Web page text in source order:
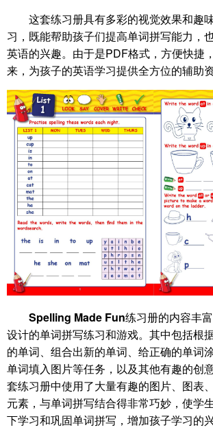
这套练习册具有多彩的视觉效果和趣
习，既能帮助孩子们提高单词拼写能力，
英语的兴趣。由于是PDF格式，方便快捷
来，为孩子的英语学习提供全方位的辅助资
Spelling Made Fun练习册的内容丰
设计的单词拼写练习和游戏。其中包括根
的单词、组合出新的单词、给正确的单词
单词填入图片等任务，以及其他有趣的创
套练习册中使用了大量有趣的图片、图表
元素，与单词拼写结合得非常巧妙，使学
下学习和巩固单词拼写，增加孩子学习的